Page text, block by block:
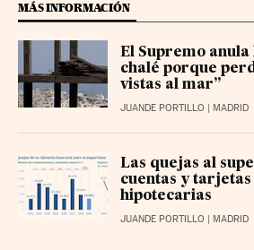
MÁS INFORMACIÓN
El Supremo
chalé porque
vistas al mar”
JUANDE PORTILLO | MADRID
Las quejas al
cuentas y tarjetas
hipotecarias
JUANDE PORTILLO | MADRID